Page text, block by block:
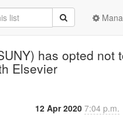
has opted not
Elsevier
12 Apr 2020 7:04 p.m.